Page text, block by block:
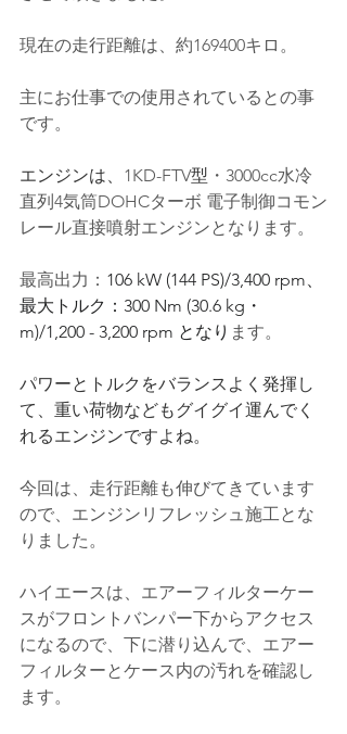
現在の走行距離は、約169400キロ。
主にお仕事での使用されているとの事
です。
エンジンは、 1KD-FTV型 ・3000cc水冷
直列4気筒DOHCターボ 電子制御コモン
レール直接噴射エンジンとなります。
最高出力： 106 kW (144 PS)/3,400 rpm、
最大トルク： 300 Nm (30.6 kg・
m)/1,200 - 3,200 rpm となり ます。
パワーとトルクをバランスよく発揮し
て、重い荷物などもグイグイ運んでく
れるエンジンですよね。
今回は、走行距離も伸びてきています
ので、エンジンリフレッシュ施工とな
りました。
ハイエースは、エアーフィルターケー
スがフロントバンパー下からアクセス
になるので、下に潜り込んで、エアー
フィルターとケース内の汚れを確認し
ます。